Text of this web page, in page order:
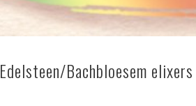
Edelsteen/Bachbloesem elixers